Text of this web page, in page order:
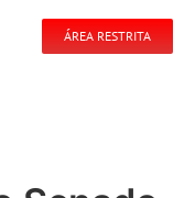
ÁREA RESTRITA